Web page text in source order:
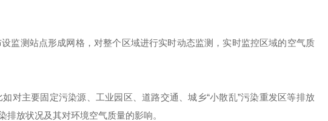
监测站点形成网格，对整个区域进行实时动态监测，实时监控区域的空气质
对主要固定污染源、工业园区、道路交通、城乡“小散乱”污染重发区等排放
放状况及其对环境空气质量的影响。